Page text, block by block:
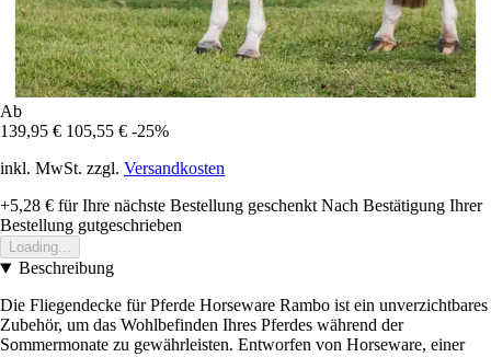
Ab
139,95 € 105,55 € -25%
inkl. MwSt. zzgl. Versandkosten
+5,28 € für Ihre nächste Bestellung geschenkt Nach Bestätigung Ihrer
Bestellung gutgeschrieben
Loading...
Beschreibung
Die Fliegendecke für Pferde Horseware Rambo ist ein unverzichtbares
Zubehör, um das Wohlbefinden Ihres Pferdes während der
Sommermonate zu gewährleisten. Entworfen von Horseware, einer